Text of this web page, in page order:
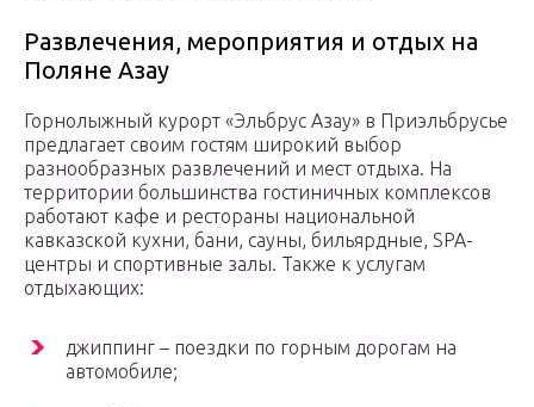
Развлечения, мероприятия и отдых на
Поляне Азау
Горнолыжный курорт «Эльбрус Азау» в Приэльбрусье
предлагает своим гостям широкий выбор
разнообразных развлечений и мест отдыха. На
территории большинства гостиничных комплексов
работают кафе и рестораны национальной
кавказской кухни, бани, сауны, бильярдные, SPA-
центры и спортивные залы. Также к услугам
отдыхающих:
джиппинг – поездки по горным дорогам на
автомобиле;